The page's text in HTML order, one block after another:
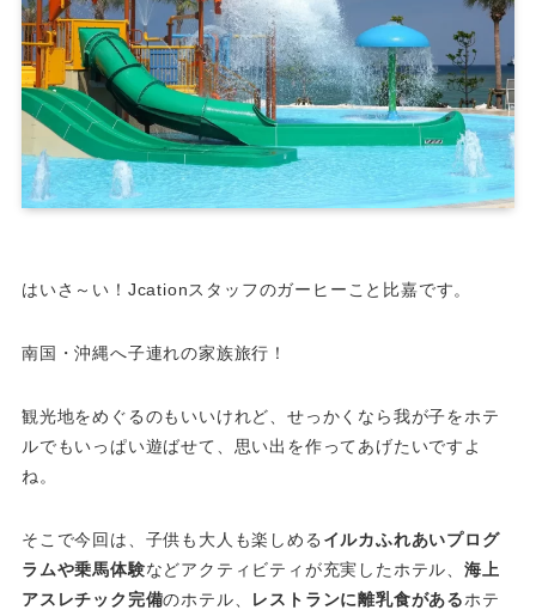
はいさ～い！Jcationスタッフのガーヒーこと比嘉です。
南国・沖縄へ子連れの家族旅行！
観光地をめぐるのもいいけれど、せっかくなら我が子をホテ
ルでもいっぱい遊ばせて、思い出を作ってあげたいですよ
ね。
そこで今回は、子供も大人も楽しめる イルカふれあいプログ
ラムや乗馬体験などアクティビティが充実したホテル、海上
アスレチック完備のホテル、 レストランに離乳食があるホテ